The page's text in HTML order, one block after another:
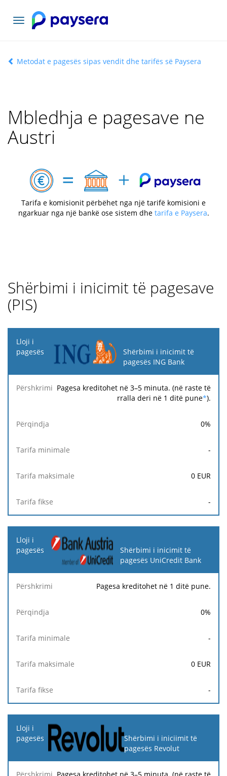
Navigacioni
toggle
Metodat e pagesës sipas vendit dhe tarifës së Paysera
Mbledhja e pagesave ne
Austri
Tarifa e komisionit përbëhet nga një tarifë komisioni e
ngarkuar nga një bankë ose sistem dhe tarifa e Paysera.
Shërbimi i inicimit të pagesave
(PIS)
Lloji i
pagesës
Tarifa
minimale
Tarifa
maksimale
Shërbimi i inicimit të
pagesës ING Bank
Pagesa kreditohet në 3–5 minuta. (në raste të
rralla deri në 1 ditë pune*).
0%
-
0 EUR
-
Shërbimi i inicimit të
pagesës UniCredit Bank
Pagesa kreditohet në 1 ditë pune.
0%
-
0 EUR
-
Shërbimi i iniciimit të
pagesës Revolut
Pagesa kreditohet në 3–5 minuta. (në raste të